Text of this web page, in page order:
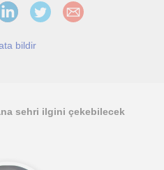
bildir
sehri ilgini çekebilecek